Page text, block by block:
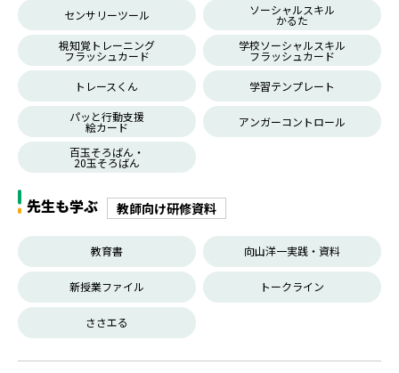
センサリーツール ソーシャルスキル
かるた
視知覚トレーニング
フラッシュカード
学校ソーシャルスキル
フラッシュカード
トレースくん
学習テンプレート
パッと行動支援
絵カード
アンガーコントロール
百玉そろばん・
20玉そろばん
先生も学ぶ 教師向け研修資料
教育書 向山洋一実践・資料
新授業ファイル トークライン
ささエる